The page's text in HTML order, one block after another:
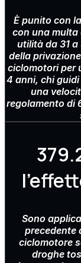
È punito con
con una multa
utilità da 31
della
ciclomotori per
4 anni, chi
una
regolamento di
Sono
precedente
ciclomotore
droghe